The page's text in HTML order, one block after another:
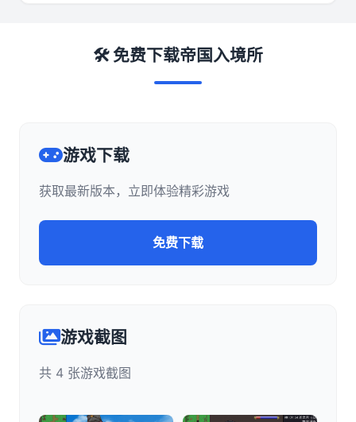
🛠️ 免费下载帝国入境所
游戏下载
获取最新版本，立即体验精彩游戏
免费下载
游戏截图
共 4 张游戏截图